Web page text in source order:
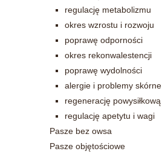
regulację metabolizmu
okres wzrostu i rozwoju
poprawę odporności
okres rekonwalestencji
poprawę wydolności
alergie i problemy skórne
regenerację powysiłkową
regulację apetytu i wagi
Pasze bez owsa
Pasze objętościowe